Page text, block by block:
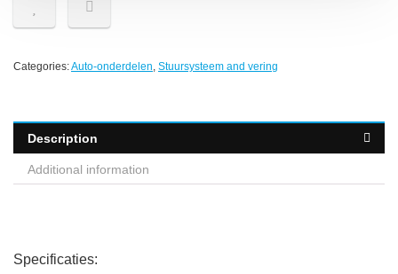
Categories:Auto-onderdelen, Stuursysteem and vering
Description
Additional information
Specificaties: